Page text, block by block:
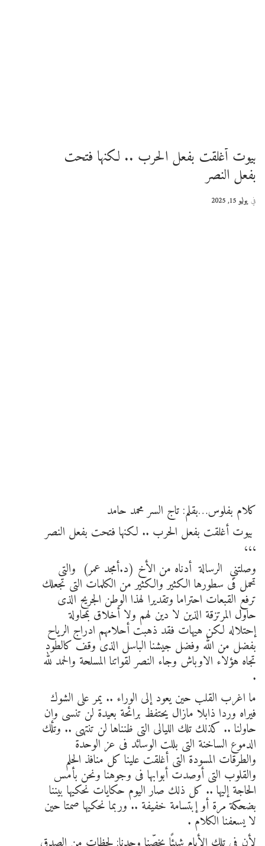
بيوت أغلقت بفعل الحرب .. لكنها فتحت
بفعل النصر
في يوليو 15, 2025
كلام بفلوس…بقلم: تاج السر محمد حامد
بيوت أغلقت بفعل الحرب .. لكنها فتحت بفعل النصر
،،،
وصلتني الرسالة أدناه من الأخ (د.أمجد عمر) والتى
تحمل فى سطورها الكثير والكثير من الكلمات التى تجعلك
ترفع القبعات احتراما وتقديرا لهذا الوطن الجريح الذى
حاول المرتزقة الذين لا دين لهم ولا أخلاق بمحاولة
إحتلاله لكن هيهات فقد ذهبت أحلامهم ادراج الرياح
بفضل من الله وفضل جيشنا الباسل الذى وقف كالطود
تجاه هؤلاء الاوباش وجاء النصر لقواتنا المسلحة والحمد لله
.
ما اغرب القلب حين يعود إلى الوراء .. يمر على الشوك
فيراه وردا ذابلا مازال يحتفظ برائحة بعيدة لن تنسى وإن
حاولنا .. كذلك تلك الليالى التى ظنناها لن تنتهى .. وتلك
الدموع الساخنة التى بللت الوسائد فى عز الوحدة
والطرقات المسودة التى أغلقت علينا كل منافذ الحلم
والقلوب التى أوصدت أبوابها فى وجوهنا ونحن بأمس
الحاجة إليها .. كل ذلك صار اليوم حكايات نحكيها بيننا
بضحكة مرة أو إبتسامة خفيفة .. وربما نحكيها صمتا حين
لا يسعفنا الكلام .